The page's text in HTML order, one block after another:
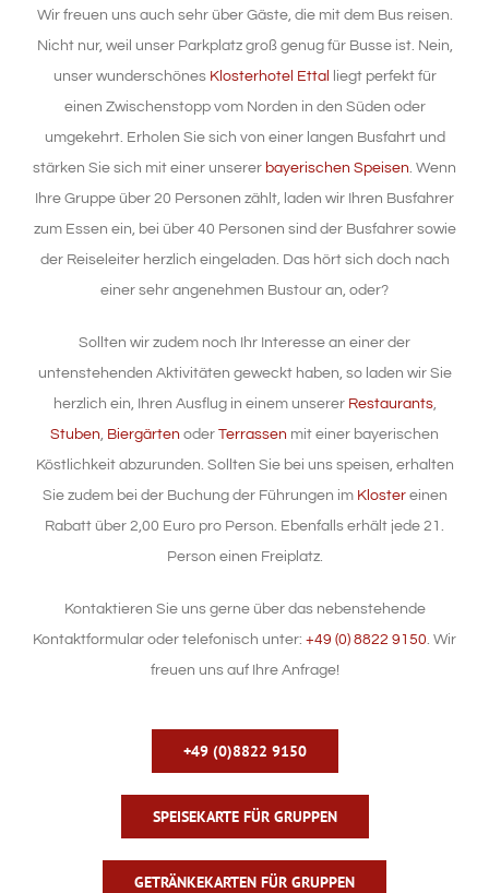
Wir freuen uns auch sehr über Gäste, die mit dem Bus reisen.
Nicht nur, weil unser Parkplatz groß genug für Busse ist. Nein,
unser wunderschönes Klosterhotel Ettal
liegt perfekt für
einen Zwischenstopp vom Norden in den Süden oder
umgekehrt. Erholen Sie sich von einer langen Busfahrt und
stärken Sie sich mit einer unserer bayerischen Speisen. Wenn
Ihre Gruppe über 20 Personen zählt, laden wir Ihren Busfahrer
zum Essen ein, bei über 40 Personen sind der Busfahrer sowie
der Reiseleiter herzlich eingeladen. Das hört sich doch nach
einer sehr angenehmen Bustour an, oder?
Sollten wir zudem noch Ihr Interesse an einer der
untenstehenden Aktivitäten geweckt haben, so laden wir Sie
herzlich ein, Ihren Ausflug in einem unserer Restaurants,
Stuben, Biergärten oder Terrassen mit einer bayerischen
Köstlichkeit abzurunden. Sollten Sie bei uns speisen, erhalten
Sie zudem bei der Buchung der Führungen im Klostereinen
Rabatt über 2,00 Euro pro Person. Ebenfalls erhält jede 21.
Person einen Freiplatz.
Kontaktieren Sie uns gerne über das nebenstehende
Kontaktformular oder telefonisch unter: +49 (0) 8822 9150. Wir
freuen uns auf Ihre Anfrage!
+49 (0)8822 9150
SPEISEKARTE FÜR GRUPPEN
GETRÄNKEKARTEN FÜR GRUPPEN